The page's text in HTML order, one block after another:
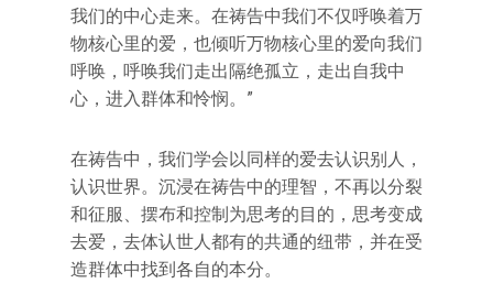
我们的中心走来。在祷告中我们不仅呼唤着万
物核心里的爱，也倾听万物核心里的爱向我们
呼唤，呼唤我们走出隔绝孤立，走出自我中
心，进入群体和怜悯。”
在祷告中，我们学会以同样的爱去认识别人，
认识世界。沉浸在祷告中的理智，不再以分裂
和征服、摆布和控制为思考的目的，思考变成
去爱，去体认世人都有的共通的纽带，并在受
造群体中找到各自的本分。